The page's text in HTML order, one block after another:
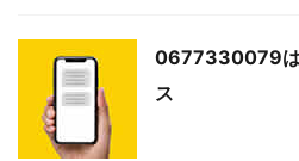
0677330079は
ス